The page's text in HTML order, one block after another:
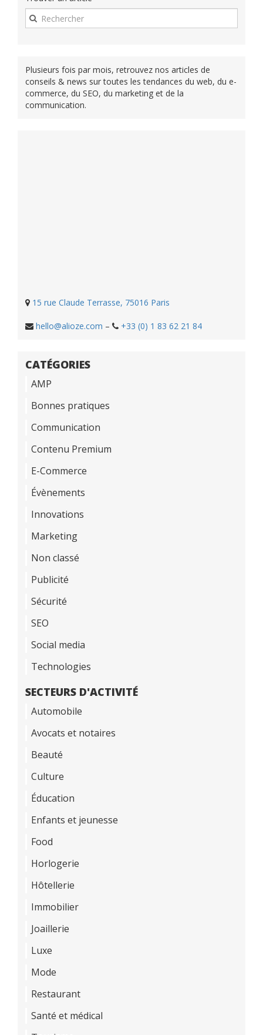
Plusieurs fois par mois, retrouvez nos articles de
conseils & news sur toutes les tendances du web, du e-
commerce, du SEO, du marketing et de la
communication.
15 rue Claude Terrasse, 75016 Paris
hello@alioze.com – +33 (0) 1 83 62 21 84
CATÉGORIES
AMP
Bonnes pratiques
Communication
Contenu Premium
E-Commerce
Évènements
Innovations
Marketing
Non classé
Publicité
Sécurité
SEO
Social media
Technologies
SECTEURS D'ACTIVITÉ
Automobile
Avocats et notaires
Beauté
Culture
Éducation
Enfants et jeunesse
Food
Horlogerie
Hôtellerie
Immobilier
Joaillerie
Luxe
Mode
Restaurant
Santé et médical